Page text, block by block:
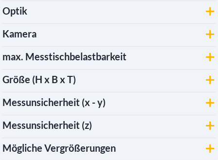
Optik
Kamera
max. Messtischbelastbarkeit
Größe (H x B x T)
Messunsicherheit (x - y)
Messunsicherheit (z)
Mögliche Vergrößerungen